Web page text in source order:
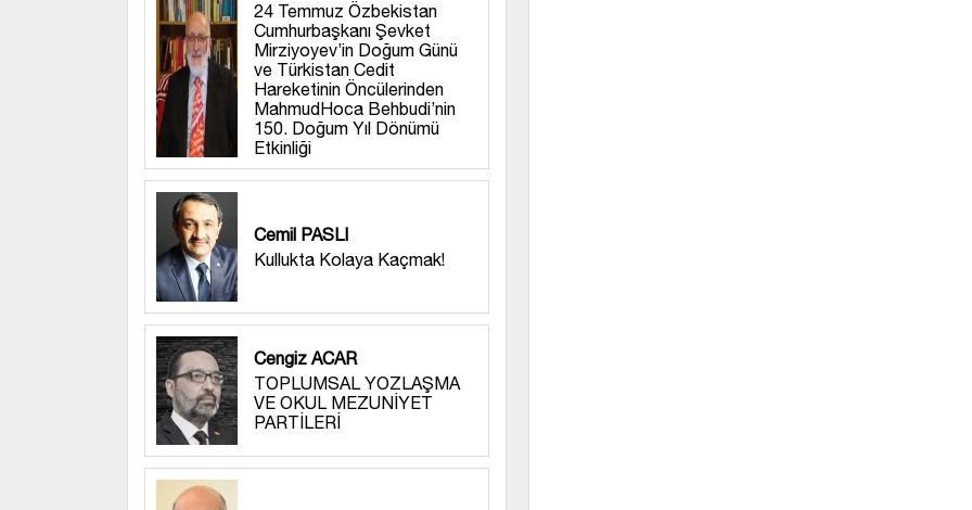
24 Temmuz Özbekistan
Cumhurbaşkanı Şevket
Mirziyoyev’in Doğum Günü
ve Türkistan Cedit
Hareketinin Öncülerinden
MahmudHoca Behbudi’nin
150. Doğum Yıl Dönümü
Etkinliği
Cemil PASLI
Kullukta Kolaya Kaçmak!
Cengiz ACAR
TOPLUMSAL YOZLAŞMA
VE OKUL MEZUNİYET
PARTİLERİ